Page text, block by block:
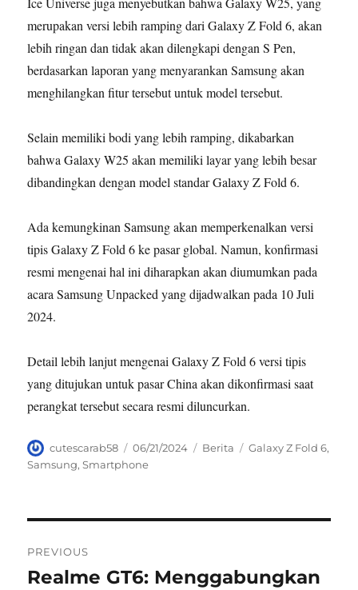
merupakan versi lebih ramping dari Galaxy Z Fold 6, akan
lebih ringan dan tidak akan dilengkapi dengan S Pen,
berdasarkan laporan yang menyarankan Samsung akan
menghilangkan fitur tersebut untuk model tersebut.
Selain memiliki bodi yang lebih ramping, dikabarkan
bahwa Galaxy W25 akan memiliki layar yang lebih besar
dibandingkan dengan model standar Galaxy Z Fold 6.
Ada kemungkinan Samsung akan memperkenalkan versi
tipis Galaxy Z Fold 6 ke pasar global. Namun, konfirmasi
resmi mengenai hal ini diharapkan akan diumumkan pada
acara Samsung Unpacked yang dijadwalkan pada 10 Juli
2024.
Detail lebih lanjut mengenai Galaxy Z Fold 6 versi tipis
yang ditujukan untuk pasar China akan dikonfirmasi saat
perangkat tersebut secara resmi diluncurkan.
Author
cutescarab58
Posted
on
06/21/2024 Categories
Berita Tags
Galaxy Z Fold 6,
Samsung,Smartphone
pos
PREVIOUS
Previous
Realme GT6: Menggabungkan